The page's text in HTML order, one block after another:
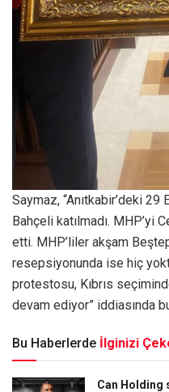
Saymaz, “Anıtkabir’deki
Bahçeli katılmadı. MHP’yi
etti. MHP’liler akşam
resepsiyonunda ise hiç
protestosu, Kıbrıs
devam ediyor” iddiasında
Bu Haberlerde İlginizi
Can Holding